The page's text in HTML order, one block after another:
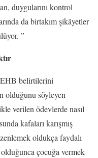
duygularını kontrol
da birtakım şikâyetler
”
belirtilerini
olduğunu söyleyen
verilen ödevlerde nasıl
kafaları karışmış
oldukça faydalı
çocuğa vermek